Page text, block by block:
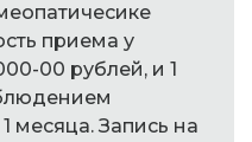
приема у
00 рублей, и 1
месяца. Запись на